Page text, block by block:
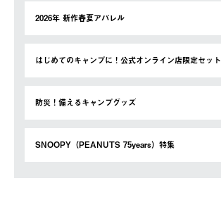
2026年 新作春夏アパレル
はじめてのキャンプに！公式オンライン店限定セット
防災！備えるキャンプグッズ
SNOOPY（PEANUTS 75years）特集